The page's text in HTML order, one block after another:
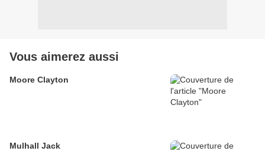
Vous aimerez aussi
Moore Clayton
Mulhall Jack